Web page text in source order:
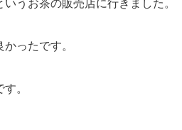
うお茶の販売店に行きました。
ったです。
。